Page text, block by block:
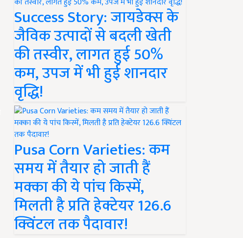
Success Story: जायडेक्स के
जैविक उत्पादों से बदली खेती
की तस्वीर, लागत हुई 50%
कम, उपज में भी हुई शानदार
वृद्धि!
Pusa Corn Varieties: कम
समय में तैयार हो जाती हैं
मक्का की ये पांच किस्में,
मिलती है प्रति हेक्टेयर 126.6
क्विंटल तक पैदावार!